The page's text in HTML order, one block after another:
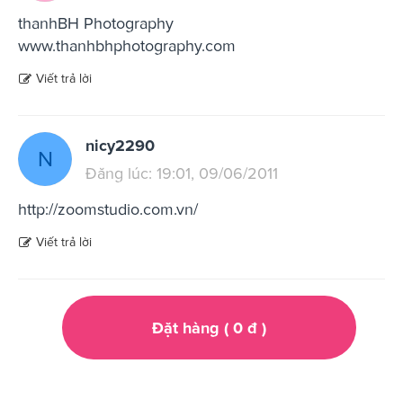
thanhBH Photography
www.thanhbhphotography.com
Viết trả lời
N
nicy2290
Đăng lúc: 19:01, 09/06/2011
http://zoomstudio.com.vn/
Viết trả lời
Đặt hàng ( 0đ )